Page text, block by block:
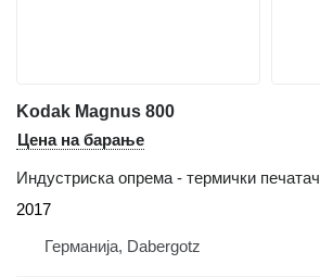
Kodak Magnus 800
Цена на барање
Индустриска опрема - термички печатач
2017
Германија, Dabergotz